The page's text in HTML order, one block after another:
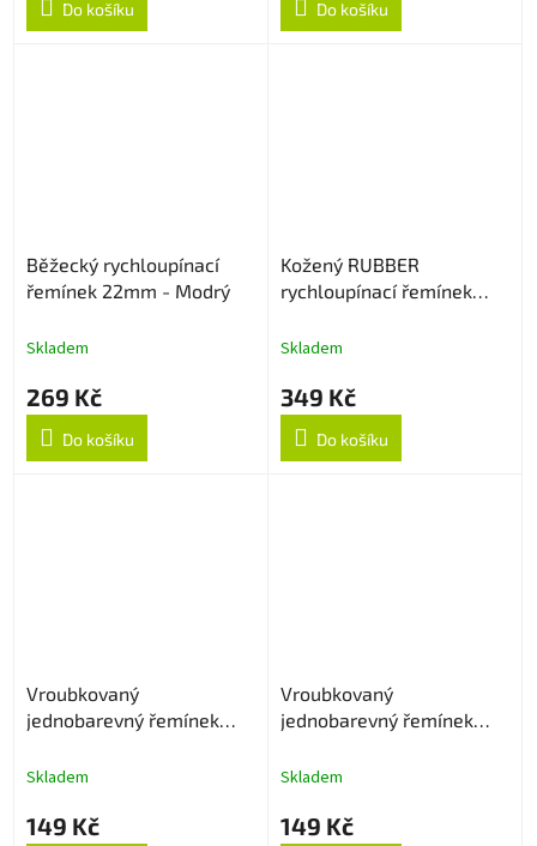
Do košíku Do košíku
Běžecký rychloupínací
řemínek 22mm - Modrý
Skladem
269 Kč
Do košíku
Kožený RUBBER
rychloupínací řemínek
Skladem
349 Kč
Do košíku
Vroubkovaný
jednobarevný řemínek
Skladem
149 Kč
Vroubkovaný
jednobarevný řemínek
Skladem
149 Kč